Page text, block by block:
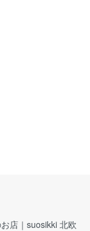
店｜suosikki 北欧